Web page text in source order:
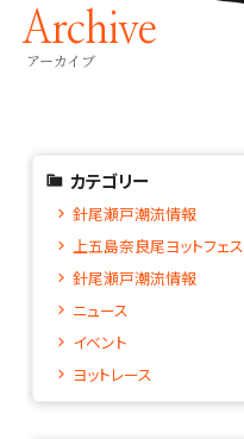
Archive
アーカイブ
カテゴリー
針尾瀬戸潮流情報
上五島奈良尾ヨットフェス
針尾瀬戸潮流情報
ニュース
イベント
ヨットレース